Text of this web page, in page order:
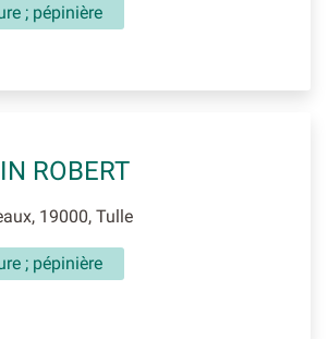
; pépinière
ROBERT
19000, Tulle
; pépinière